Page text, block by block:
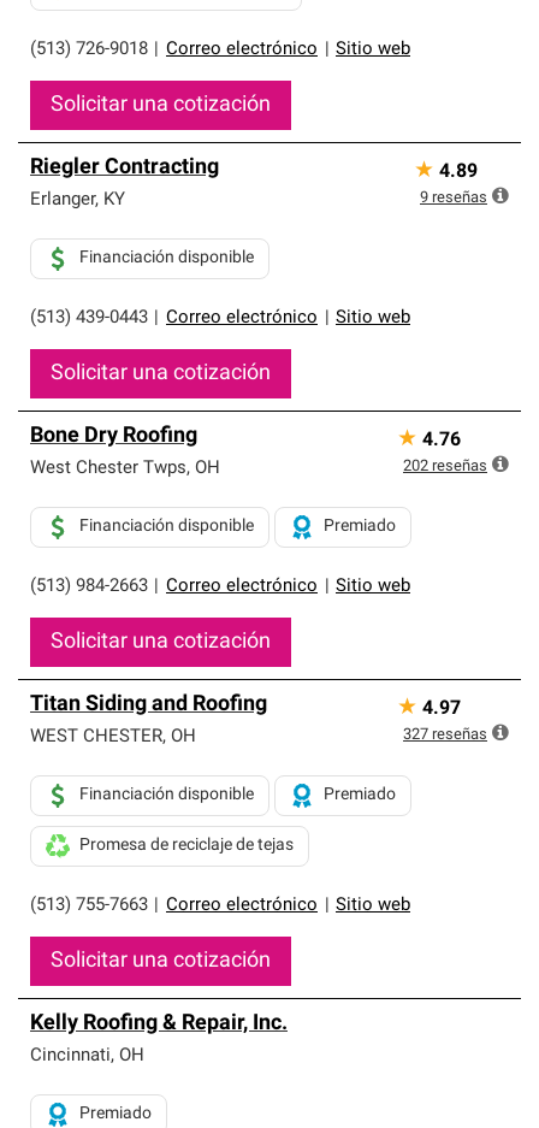
(513) 726-9018 Correo electrónico Sitio web
Solicitar una cotización
Riegler Contracting
Erlanger, KY
(513) 439-0443 Correo electrónico Sitio web
Financiación disponible
Solicitar una cotización
★ 4.89
9 reseñas
Bone Dry Roofing
West Chester Twps, OH
(513) 984-2663 Correo electrónico Sitio web
Financiación disponible Premiado
Solicitar una cotización
★ 4.76
202 reseñas
Titan Siding and Roofing
WEST CHESTER, OH
(513) 755-7663 Correo electrónico Sitio web
Financiación disponible Premiado
Promesa de reciclaje de tejas
Solicitar una cotización
★ 4.97
327 reseñas
Kelly Roofing & Repair, Inc.
Cincinnati, OH
Premiado